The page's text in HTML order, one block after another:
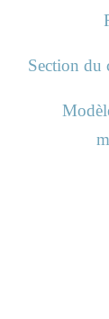
Section du